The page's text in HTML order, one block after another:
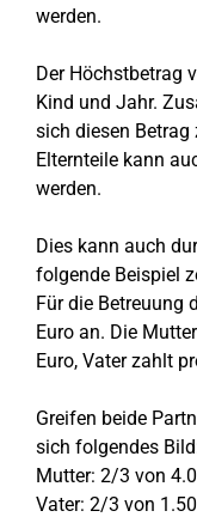
werden.
Der Höchstbetrag
Kind und Jahr.
sich diesen
Elternteile kann
werden.
Dies kann auch
folgende Beispiel
Für die Betreuung
Euro an. Die
Euro, Vater zahlt
Greifen beide
sich folgendes
Mutter: 2/3 von
Vater: 2/3 von